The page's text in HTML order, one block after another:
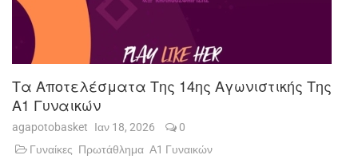
Τα Αποτελέσματα Της 14ης Αγωνιστικής Της
Α1 Γυναικών
agapotobasket Ιαν 18, 2026
0
Γυναίκες Πρωτάθλημα Α1 Γυναικών